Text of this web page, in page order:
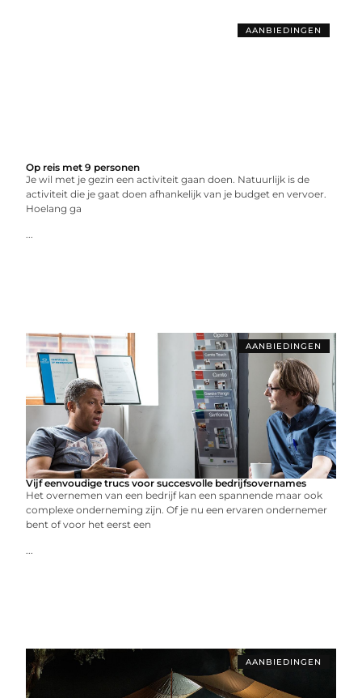
AANBIEDINGEN
Op reis met 9 personen
Je wil met je gezin een activiteit gaan doen. Natuurlijk is de
activiteit die je gaat doen afhankelijk van je budget en vervoer.
Hoelang ga
...
AANBIEDINGEN
Vijf eenvoudige trucs voor succesvolle bedrijfsovernames
Het overnemen van een bedrijf kan een spannende maar ook
complexe onderneming zijn. Of je nu een ervaren ondernemer
bent of voor het eerst een
...
AANBIEDINGEN